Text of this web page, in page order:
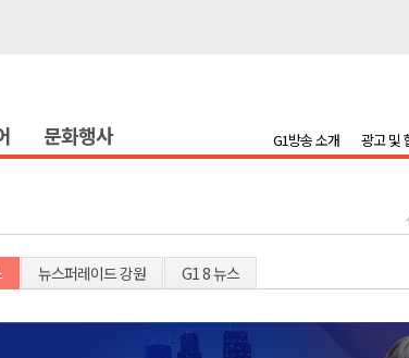
문화행사 G1방송 소개 광고 및
뉴스퍼레이드 강원 G1 8 뉴스